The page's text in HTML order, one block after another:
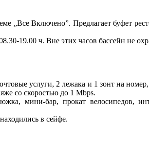
„Все Включено”. Предлагает буфет
19.00 ч. Вне этих часов бассейн не
услуги, 2 лежака и 1 зонт на
со скоростью до 1 Mbps.
мини-бар, прокат велосипедов,
в сейфе.